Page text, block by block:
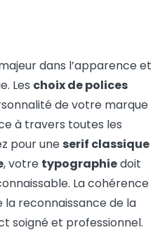
dans l’apparence et
Les choix de polices
de votre marque
à travers toutes les
pour une serif classique
, votre typographiedoit
La cohérence
la reconnaissance de la
soigné et professionnel.